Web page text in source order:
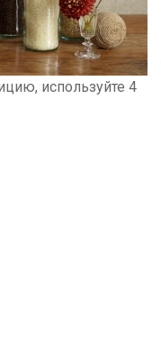
используйте 4